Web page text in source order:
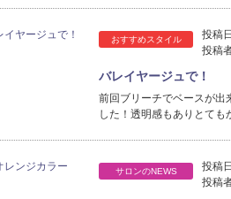
おすすめスタイル 投稿
投稿
バレイヤージュで！
前回ブリーチでベースが出
した！透明感もありとても
サロンのNEWS 投稿
投稿